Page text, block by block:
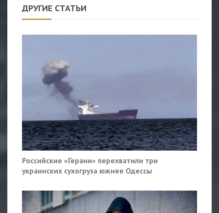
ДРУГИЕ СТАТЬИ
Российские «Герани» перехватили три
украинских сухогруза южнее Одессы